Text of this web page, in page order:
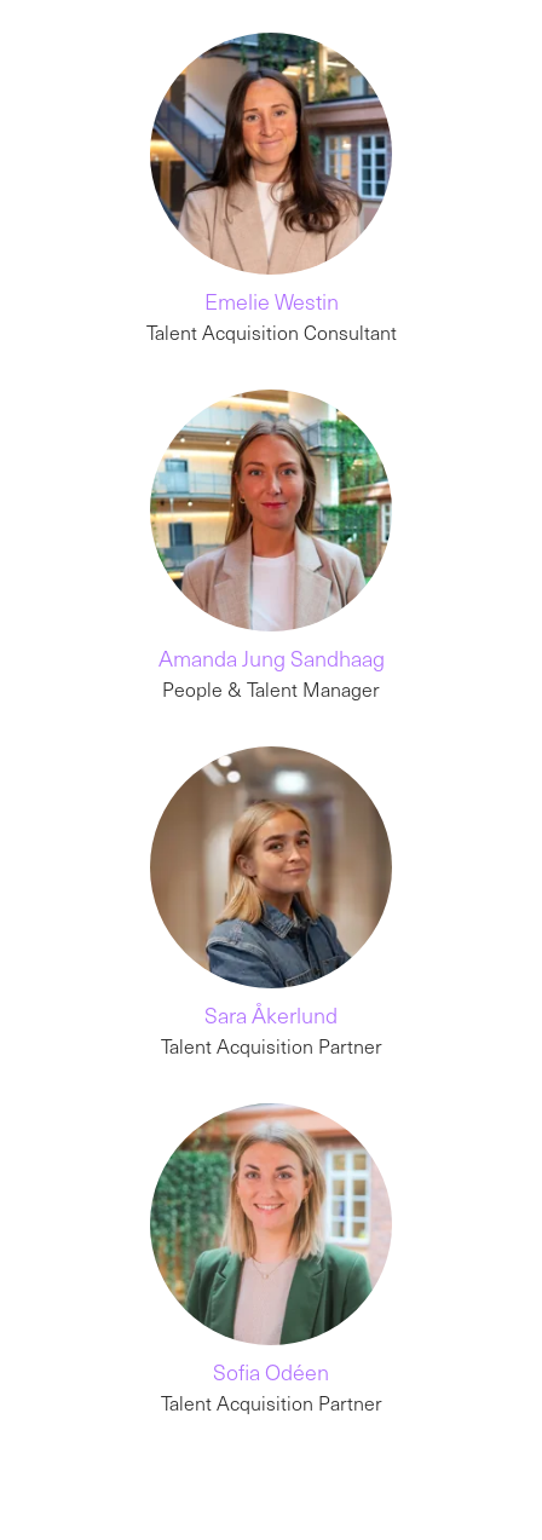
Emelie Westin
Talent Acquisition Consultant
Amanda Jung Sandhaag
People & Talent Manager
Sara Åkerlund
Talent Acquisition Partner
Sofia Odéen
Talent Acquisition Partner